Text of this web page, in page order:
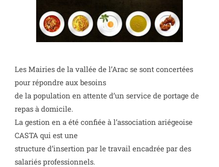
Les Mairies de la vallée de l’Arac se sont concertées
pour répondre aux besoins
de la population en attente d’un service de portage de
repas à domicile.
La gestion en a été confiée à l’association ariégeoise
CASTA qui est une
structure d’insertion par le travail encadrée par des
salariés professionnels.